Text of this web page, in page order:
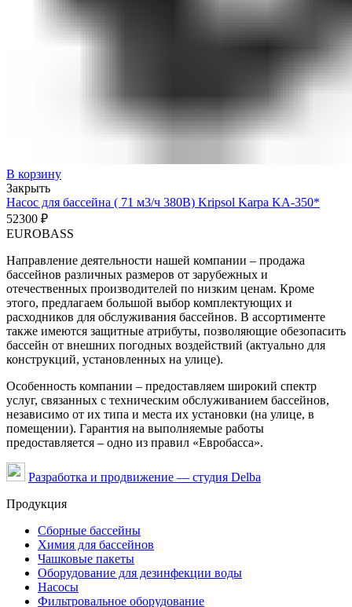
В корзину
Закрыть
Насос для бассейна ( 71 м3/ч 380В) Kripsol Karpa KA-350*
52300 ₽
EUROBASS
Направление деятельности нашей компании – продажа
бассейнов различных размеров от зарубежных и
отечественных производителей по низким ценам. Кроме
этого, предлагаем большой выбор комплектующих и
расходников для обслуживания бассейнов. В ассортименте
также имеются защитные атрибуты, позволяющие обезопасить
бассейн от внешних погодных воздействий (актуально для
конструкций, установленных на улице).
Особенность компании – предоставляем широкий спектр
услуг, связанных с техническим обслуживанием бассейнов,
независимо от их типа и места их установки (на улице, в
помещении). Гарантия на выполняемые работы
предоставляется – одно из правил «Евробасса».
Разработка и продвижение — студия Delba
Продукция
Сборные бассейны
Химия для бассейнов
Чашковые пакеты
Оборудование для дезинфекции воды
Насосы
Фильтровальное оборудование